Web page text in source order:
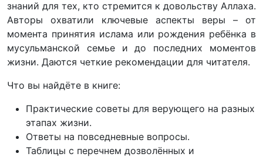
знаний для тех, кто стремится к довольству Аллаха.
Авторы охватили ключевые аспекты веры – от
момента принятия ислама или рождения ребёнка в
мусульманской семье и до последних моментов
жизни. Даются четкие рекомендации для читателя.
Что вы найдёте в книге:
Практические советы для верующего на разных
этапах жизни.
Ответы на повседневные вопросы.
Таблицы с перечнем дозволённых и